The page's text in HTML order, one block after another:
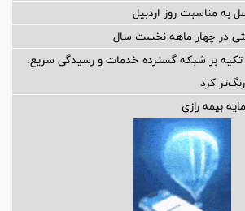
به مناسبت روز اردبیل
تکیه بر شبکه گسترده خدمات و رسیدگی سریع،
کرد
بیمه رازی